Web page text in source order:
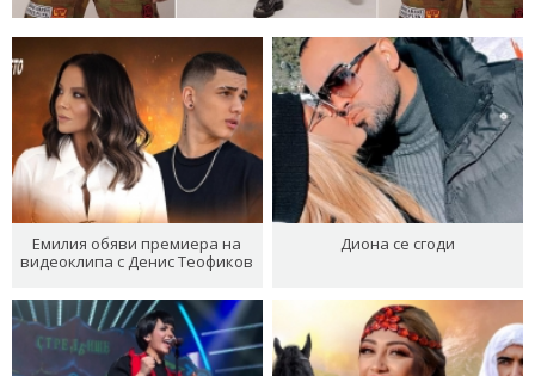
Емилия обяви премиера на
видеоклипа с Денис Теофиков
Диона се сгоди